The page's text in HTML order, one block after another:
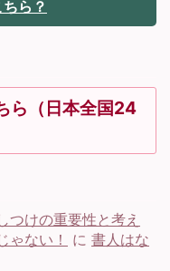
ら？
ら（日本全国24
つけの重要性と考え
ゃない！
に 書人はな